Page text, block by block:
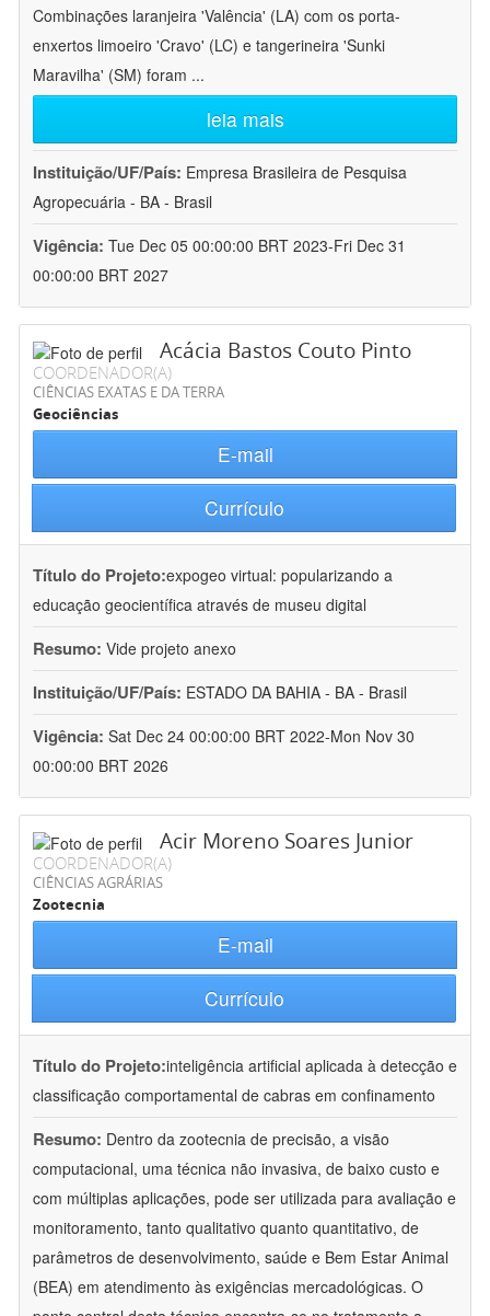
Combinações laranjeira 'Valência' (LA) com os porta-
enxertos limoeiro 'Cravo' (LC) e tangerineira 'Sunki
Maravilha' (SM) foram ...
leia mais
Instituição/UF/País: Empresa Brasileira de Pesquisa
Agropecuária - BA - Brasil
Vigência: Tue Dec 05 00:00:00 BRT 2023-Fri Dec 31
00:00:00 BRT 2027
Acácia Bastos Couto Pinto
COORDENADOR(A)
CIÊNCIAS EXATAS E DA TERRA
Geociências
E-mail
Currículo
Título do Projeto:expogeo virtual: popularizando a
educação geocientífica através de museu digital
Resumo: Vide projeto anexo
Instituição/UF/País: ESTADO DA BAHIA - BA - Brasil
Vigência: Sat Dec 24 00:00:00 BRT 2022-Mon Nov 30
00:00:00 BRT 2026
Acir Moreno Soares Junior
COORDENADOR(A)
CIÊNCIAS AGRÁRIAS
Zootecnia
E-mail
Currículo
Título do Projeto:inteligência artificial aplicada à detecção e
classificação comportamental de cabras em confinamento
Resumo: Dentro da zootecnia de precisão, a visão
computacional, uma técnica não invasiva, de baixo custo e
com múltiplas aplicações, pode ser utilizada para avaliação e
monitoramento, tanto qualitativo quanto quantitativo, de
parâmetros de desenvolvimento, saúde e Bem Estar Animal
(BEA) em atendimento às exigências mercadológicas. O